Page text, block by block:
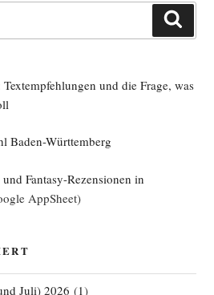
und die Frage, was
Baden-Württemberg
Fantasy-Rezensionen in
AppSheet)
Juli) 2026 (1)